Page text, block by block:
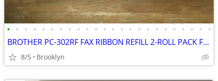
• • • • • • • • • • • • • • • • • • • • • • • •
BROTHER PC-302RF FAX RIBBON REFILL 2-ROLL PACK FOR BROTHER PLAIN PAPER
8/5 Brooklyn